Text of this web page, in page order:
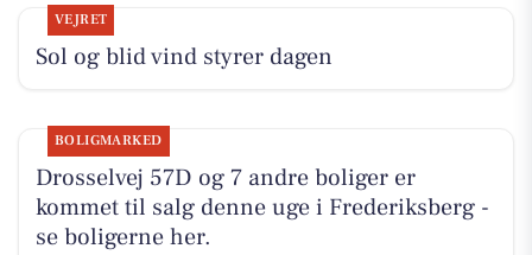
VEJRET
Sol og blid vind styrer dagen
BOLIGMARKED
Drosselvej 57D og 7 andre boliger er
kommet til salg denne uge i Frederiksberg -
se boligerne her.